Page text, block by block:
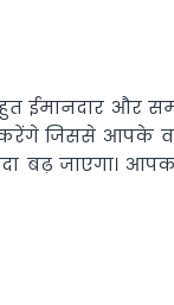
ईमानदार और
जिससे आपके
बढ़ जाएगा।